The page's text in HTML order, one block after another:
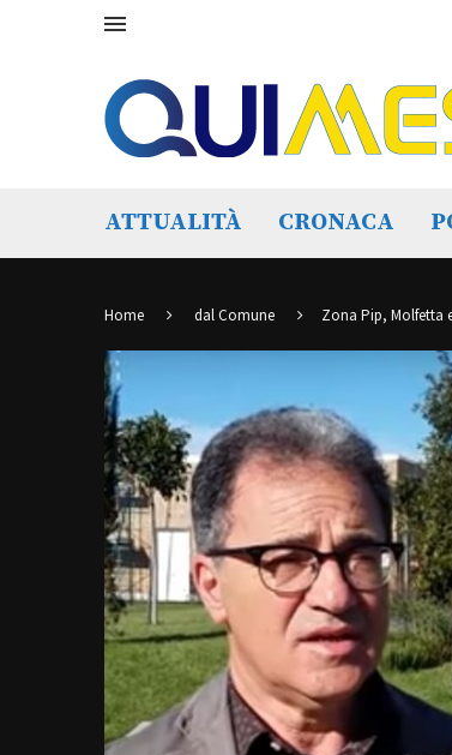
ATTUALITÀ CRONACA
Home dal Comune Zona Pip, Molfetta